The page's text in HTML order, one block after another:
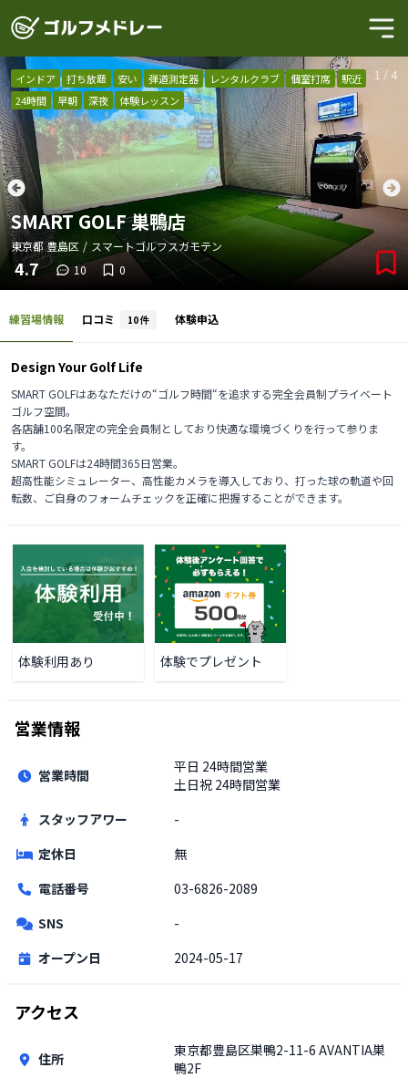
1 / 4
インドア 打ち放題 安い 弾道測定器 レンタルクラブ 個室打席
駅近
24時間
早朝 深夜 体験レッスン
SMART GOLF 巣鴨店
東京都 豊島区 / スマートゴルフスガモテン
4.7 10 0
練習場情報 口コミ 10件 体験申込
Design Your Golf Life
SMART GOLFはあなただけの“ゴルフ時間“を追求する完全会員制プライベート
ゴルフ空間。
各店舗100名限定の完全会員制としており快適な環境づくりを行って参りま
す。
SMART GOLFは24時間365日営業。
超高性能シミュレーター、高性能カメラを導入しており、打った球の軌道や回
転数、ご自身のフォームチェックを正確に把握することができます。
体験利用あり 体験でプレゼント
営業情報
営業時間 平日 24時間営業
土日祝 24時間営業
スタッフアワー
-
定休日
無
電話番号
03-6826-2089
SNS
-
オープン日
2024-05-17
アクセス
住所
東京都豊島区巣鴨2-11-6 AVANTIA巣
鴨2F